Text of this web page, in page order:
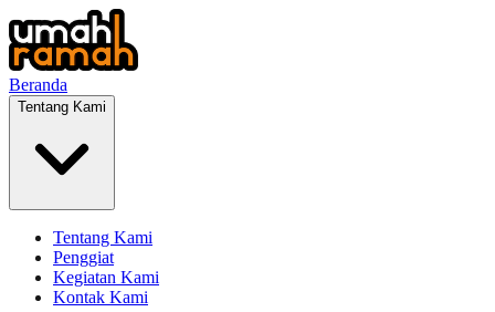
Beranda
Tentang Kami
Tentang Kami
Penggiat
Kegiatan Kami
Kontak Kami